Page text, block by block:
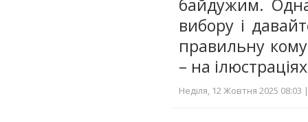
байдужим.
вибору і
правильну
– на
Неділя, 12 Жовтня 2025 08:03